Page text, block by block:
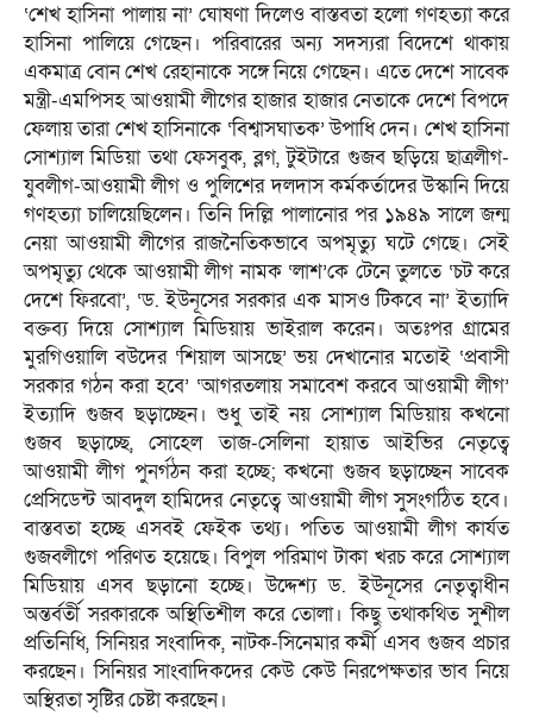
‘শেখ হাসিনা পালায় না’ ঘোষণা দিলেও বাস্তবতা হলো গণহত্যা করে
হাসিনা পালিয়ে গেছেন। পরিবারের অন্য সদস্যরা বিদেশে থাকায়
একমাত্র বোন শেখ রেহানাকে সঙ্গে নিয়ে গেছেন। এতে দেশে সাবেক
মন্ত্রী-এমপিসহ আওয়ামী লীগের হাজার হাজার নেতাকে দেশে বিপদে
ফেলায় তারা শেখ হাসিনাকে ‘বিশ্বাসঘাতক’ উপাধি দেন। শেখ হাসিনা
সোশ্যাল মিডিয়া তথা ফেসবুক, ব্লগ, টুইটারে গুজব ছড়িয়ে ছাত্রলীগ-
যুবলীগ-আওয়ামী লীগ ও পুলিশের দলদাস কর্মকর্তাদের উস্কানি দিয়ে
গণহত্যা চালিয়েছিলেন। তিনি দিল্লি পালানোর পর ১৯৪৯ সালে জন্ম
নেয়া আওয়ামী লীগের রাজনৈতিকভাবে অপমৃত্যু ঘটে গেছে। সেই
অপমৃত্যু থেকে আওয়ামী লীগ নামক ‘লাশ’কে টেনে তুলতে ‘চট করে
দেশে ফিরবো’, ‘ড. ইউনূসের সরকার এক মাসও টিকবে না’ ইত্যাদি
বক্তব্য দিয়ে সোশ্যাল মিডিয়ায় ভাইরাল করেন। অতঃপর গ্রামের
মুরগিওয়ালি বউদের ‘শিয়াল আসছে’ ভয় দেখানোর মতোই ‘প্রবাসী
সরকার গঠন করা হবে’ ‘আগরতলায় সমাবেশ করবে আওয়ামী লীগ’
ইত্যাদি গুজব ছড়াচ্ছেন। শুধু তাই নয় সোশ্যাল মিডিয়ায় কখনো
গুজব ছড়াচ্ছে, সোহেল তাজ-সেলিনা হায়াত আইভির নেতৃত্বে
আওয়ামী লীগ পুনর্গঠন করা হচ্ছে; কখনো গুজব ছড়াচ্ছেন সাবেক
প্রেসিডেন্ট আবদুল হামিদের নেতৃত্বে আওয়ামী লীগ সুসংগঠিত হবে।
বাস্তবতা হচ্ছে এসবই ফেইক তথ্য। পতিত আওয়ামী লীগ কার্যত
গুজবলীগে পরিণত হয়েছে। বিপুল পরিমাণ টাকা খরচ করে সোশ্যাল
মিডিয়ায় এসব ছড়ানো হচ্ছে। উদ্দেশ্য ড. ইউনূসের নেতৃত্বাধীন
অন্তর্বর্তী সরকারকে অস্থিতিশীল করে তোলা। কিছু তথাকথিত সুশীল
প্রতিনিধি, সিনিয়র সংবাদিক, নাটক-সিনেমার কর্মী এসব গুজব প্রচার
করছেন। সিনিয়র সাংবাদিকদের কেউ কেউ নিরপেক্ষতার ভাব নিয়ে
অস্থিরতা সৃষ্টির চেষ্টা করছেন।